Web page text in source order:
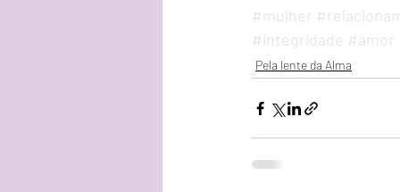
#mulher
#integridade #amor
Pela lente da Alma